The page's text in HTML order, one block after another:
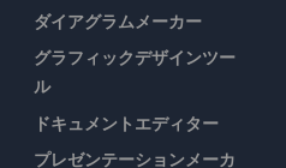
ダイアグラムメーカー
グラフィックデザインツー
ル
ドキュメントエディター
プレゼンテーションメーカ